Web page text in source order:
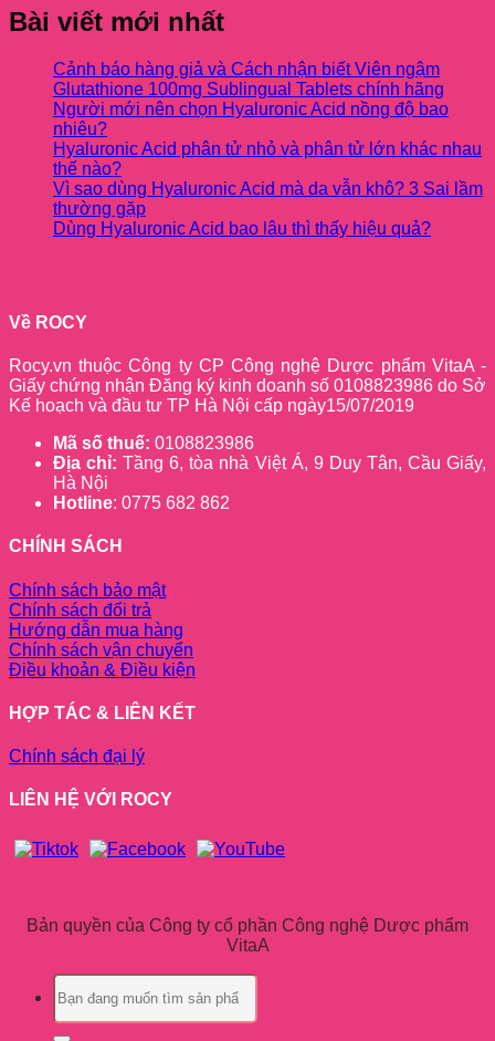
Bài viết mới nhất
Cảnh báo hàng giả và Cách nhận biết Viên ngậm
Glutathione 100mg Sublingual Tablets chính hãng
Người mới nên chọn Hyaluronic Acid nồng độ bao
nhiêu?
Hyaluronic Acid phân tử nhỏ và phân tử lớn khác nhau
thế nào?
Vì sao dùng Hyaluronic Acid mà da vẫn khô? 3 Sai lầm
thường gặp
Dùng Hyaluronic Acid bao lâu thì thấy hiệu quả?
Về ROCY
Rocy.vn thuộc Công ty CP Công nghệ Dược phẩm VitaA -
Giấy chứng nhận Đăng ký kinh doanh số 0108823986 do Sở
Kế hoạch và đầu tư TP Hà Nội cấp ngày15/07/2019
Mã số thuế: 0108823986
Địa chỉ: Tầng 6, tòa nhà Việt Á, 9 Duy Tân, Cầu Giấy,
Hà Nội
Hotline: 0775 682 862
CHÍNH SÁCH
Chính sách bảo mật
Chính sách đổi trả
Hướng dẫn mua hàng
Chính sách vận chuyển
Điều khoản & Điều kiện
HỢP TÁC & LIÊN KẾT
Chính sách đại lý
LIÊN HỆ VỚI ROCY
Bản quyền của Công ty cổ phần Công nghệ Dược phẩm
VitaA
Tìm
kiếm: